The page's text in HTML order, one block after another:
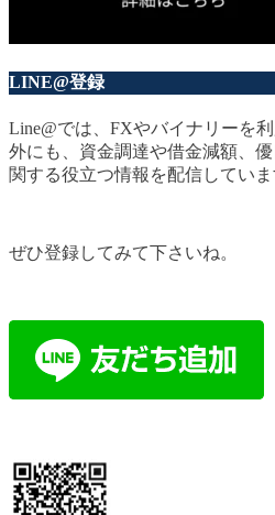
LINE@登録
Line@では、FXやバイナリーを
外にも、資金調達や借金減額、
関する役立つ情報を配信していま
ぜひ登録してみて下さいね。